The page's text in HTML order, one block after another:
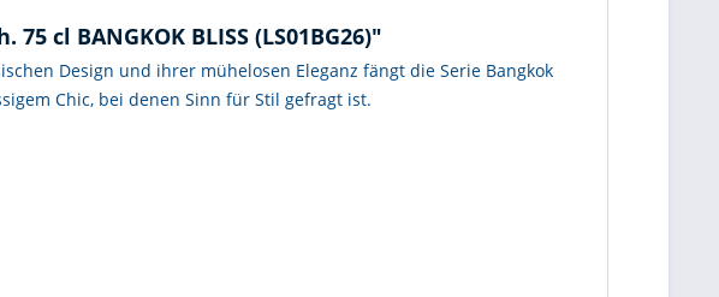
cl BANGKOK BLISS (LS01BG26)"
Design und ihrer mühelosen Eleganz fängt die Serie Bangkok
Chic, bei denen Sinn für Stil gefragt ist.